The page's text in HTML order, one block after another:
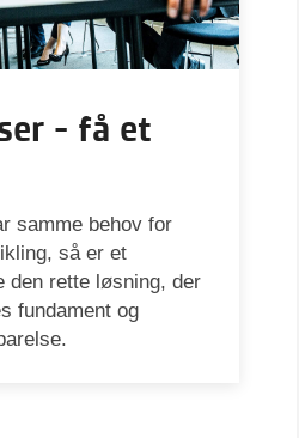
- få et
samme behov for
så er et
den rette løsning, der
fundament og